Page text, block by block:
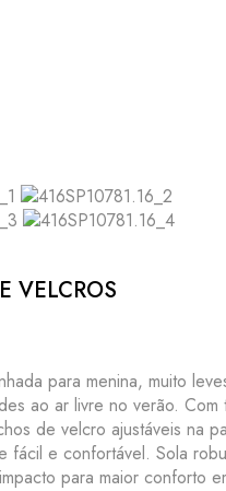
VELCROS
para menina, muito
ao ar livre no verão. Com
de velcro ajustáveis na
fácil e confortável. Sola
para maior conforto